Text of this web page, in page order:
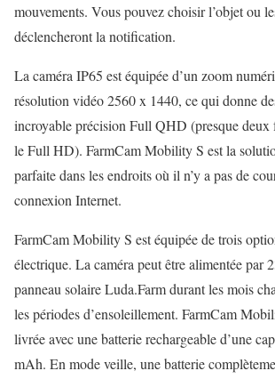
mouvements. Vous pouvez choisir l’objet ou
déclencheront la notification.
La caméra IP65 est équipée d’un zoom
résolution vidéo 2560 x 1440, ce qui donne
incroyable précision Full QHD (presque deux
le Full HD). FarmCam Mobility S est la
parfaite dans les endroits où il n’y a pas de
connexion Internet.
FarmCam Mobility S est équipée de trois
électrique. La caméra peut être alimentée par
panneau solaire Luda.Farm durant les mois
les périodes d’ensoleillement. FarmCam
livrée avec une batterie rechargeable d’une
mAh. En mode veille, une batterie